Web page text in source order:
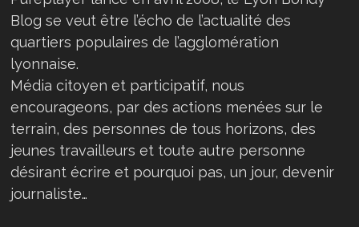
Blog se veut être l’écho de l’actualité des
quartiers populaires de l’agglomération
lyonnaise.
Média citoyen et participatif, nous
encourageons, par des actions menées sur le
terrain, des personnes de tous horizons, des
jeunes travailleurs et toute autre personne
désirant écrire et pourquoi pas, un jour, devenir
journaliste…